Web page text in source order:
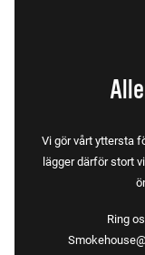
Vi gör vårt yttersta
lägger därför stort
Ring